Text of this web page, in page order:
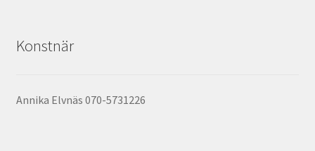
Konstnär
Annika Elvnäs 070-5731226